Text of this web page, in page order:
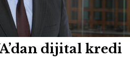
dijital kredi